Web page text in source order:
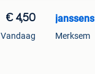
€ 4,50
Vandaag
janssens
Merksem